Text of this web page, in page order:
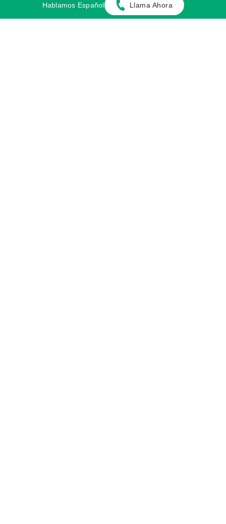
CONOZCA LOS CASOS QUE
MANEJAMOS
Hablamos Español Llama Ahora